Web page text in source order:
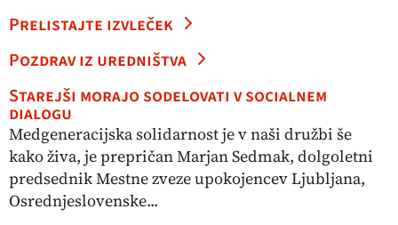
Prelistajte izvleček
Pozdrav iz uredništva
Starejši morajo sodelovati v socialnem
dialogu
Medgeneracijska solidarnost je v naši družbi še
kako živa, je prepričan Marjan Sedmak, dolgoletni
predsednik Mestne zveze upokojencev Ljubljana,
Osrednjeslovenske...